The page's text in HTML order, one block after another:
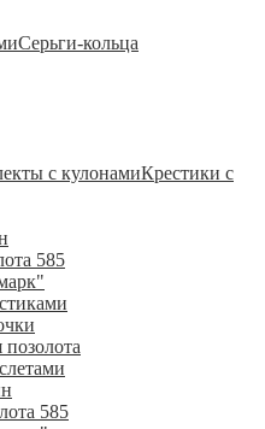
Серьги-кольца
с кулонамиКрестики с
585
585